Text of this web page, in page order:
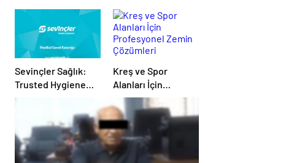
Sevinçler Sağlık:
Trusted Hygiene
Product
Manufacturer in
Turkey
Kreş ve Spor
Alanları İçin
Profesyonel Zemin
Çözümleri